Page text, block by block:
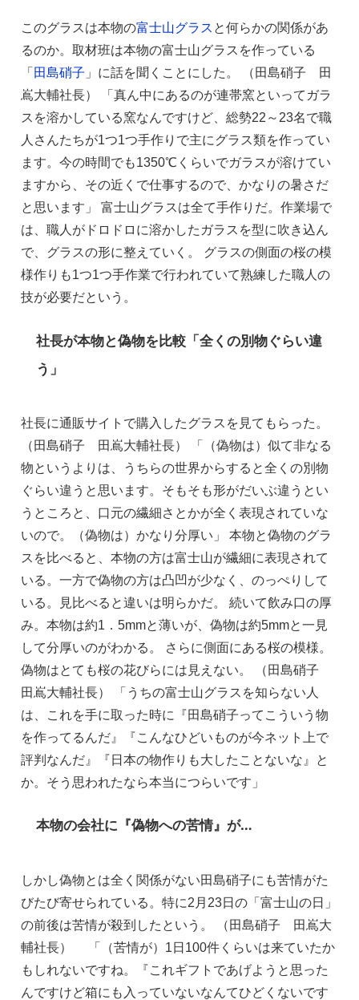
このグラスは本物の富士山グラス と何らかの関係があ
るのか。取材班は本物の富士山グラスを作っている
「 田島硝子 」に話を聞くことにした。 （田島硝子　田
嶌大輔社長） 「真ん中にあるのが連帯窯といってガラ
スを溶かしている窯なんですけど、総勢22～23名で職
人さんたちが1つ1つ手作りで主にグラス類を作ってい
ます。今の時間でも1350℃くらいでガラスが溶けてい
ますから、その近くで仕事するので、かなりの暑さだ
と思います」 富士山グラスは全て手作りだ。作業場で
は、職人がドロドロに溶かしたガラスを型に吹き込ん
で、グラスの形に整えていく。 グラスの側面の桜の模
様作りも1つ1つ手作業で行われていて熟練した職人の
技が必要だという。
社長が本物と偽物を比較「全くの別物ぐらい違
う」
社長に通販サイトで購入したグラスを見てもらった。
（田島硝子　田嶌大輔社長） 「（偽物は）似て非なる
物というよりは、うちらの世界からすると全くの別物
ぐらい違うと思います。そもそも形がだいぶ違うとい
うところと、口元の繊細さとかが全く表現されていな
いので。（偽物は）かなり分厚い」 本物と偽物のグラ
スを比べると、本物の方は富士山が繊細に表現されて
いる。一方で偽物の方は凸凹が少なく、のっぺりして
いる。見比べると違いは明らかだ。 続いて飲み口の厚
み。本物は約1．5mmと薄いが、偽物は約5mmと一見
して分厚いのがわかる。 さらに側面にある桜の模様。
偽物はとても桜の花びらには見えない。 （田島硝子
田嶌大輔社長） 「うちの富士山グラスを知らない人
は、これを手に取った時に『田島硝子ってこういう物
を作ってるんだ』『こんなひどいものが今ネット上で
評判なんだ』『日本の物作りも大したことないな』と
か。そう思われたなら本当につらいです」
本物の会社に『偽物への苦情』が…
しかし偽物とは全く関係がない田島硝子にも苦情がた
びたび寄せられている。特に2月23日の「富士山の日」
の前後は苦情が殺到したという。 （田島硝子　田嶌大
輔社長） 　「（苦情が）1日100件くらいは来ていたか
もしれないですね。『これギフトであげようと思った
んですけど箱にも入っていないなんてひどくないです